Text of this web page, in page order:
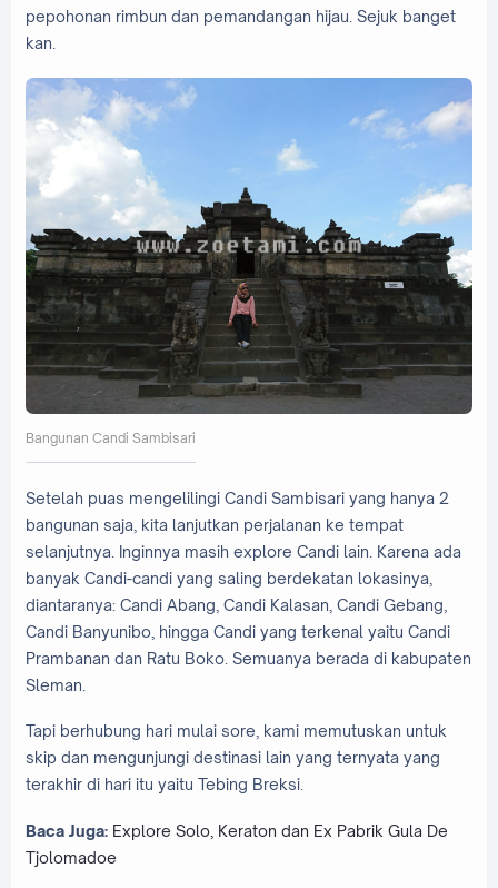
pepohonan rimbun dan pemandangan hijau. Sejuk banget
kan.
Bangunan Candi Sambisari
Setelah puas mengelilingi Candi Sambisari yang hanya 2
bangunan saja, kita lanjutkan perjalanan ke tempat
selanjutnya. Inginnya masih explore Candi lain. Karena ada
banyak Candi-candi yang saling berdekatan lokasinya,
diantaranya: Candi Abang, Candi Kalasan, Candi Gebang,
Candi Banyunibo, hingga Candi yang terkenal yaitu Candi
Prambanan dan Ratu Boko. Semuanya berada di kabupaten
Sleman.
Tapi berhubung hari mulai sore, kami memutuskan untuk
skip dan mengunjungi destinasi lain yang ternyata yang
terakhir di hari itu yaitu Tebing Breksi.
Baca Juga: Explore Solo, Keraton dan Ex Pabrik Gula De
Tjolomadoe